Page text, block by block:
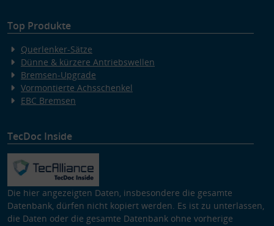
Top Produkte
Querlenker-Sätze
Dünne & kürzere Antriebswellen
Bremsen-Upgrade
Vormontierte Achsschenkel
EBC Bremsen
TecDoc Inside
Die hier angezeigten Daten, insbesondere die gesamte
Datenbank, dürfen nicht kopiert werden. Es ist zu unterlassen,
die Daten oder die gesamte Datenbank ohne vorherige